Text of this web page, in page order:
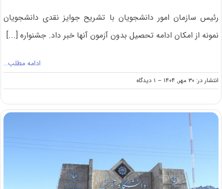
رئیس سازمان امور دانشجویان با تشریح جوایز نقدی دانشجویان
نمونه از امکان ادامه تحصیل بدون آزمون آنها خبر داد. جشنواره [...]
ادامه مطلب…
انتشار در: ۳۰ مهر, ۱۴۰۴ -- ۱ دیدگاه
on
تمدید
درخواست
دانشجویان
نمونه
ارشد
۱۴۰۴